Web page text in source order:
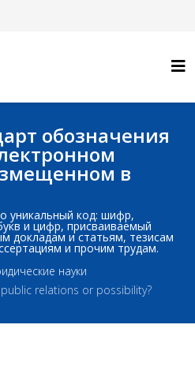
обозначения
в
уникальный код: шифр,
и цифр, присваиваемый
докладам и статьям, тезисам
и прочим трудам.
науки
relations or possibility?